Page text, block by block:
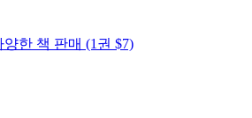
한 책 판매 (1권 $7)